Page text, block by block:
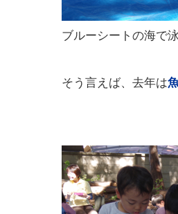
ブルーシートの海で
そう言えば、去年は